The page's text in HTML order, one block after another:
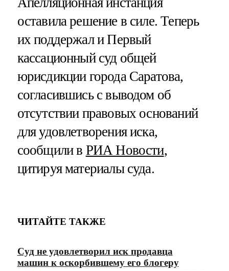
оставила решение в силе. Теперь
их поддержал и Первый
кассационный суд общей
юрисдикции города Саратова,
согласившись с выводом об
отсутствии правовых оснований
для удовлетворения иска,
сообщили в РИА Новости,
цитируя материалы суда.
ЧИТАЙТЕ ТАКЖЕ
Суд не удовлетворил иск продавца
машин к оскорбившему его блогеру